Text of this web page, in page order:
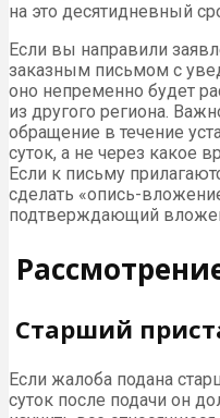
на это десятидневный
Если вы направили
заказным письмом с
оно непременно будет
из другого региона.
обращение в течение
суток, а не через какое
Если к письму
сделать «опись-
подтверждающий
Старший
Если жалоба подана
суток после подачи он